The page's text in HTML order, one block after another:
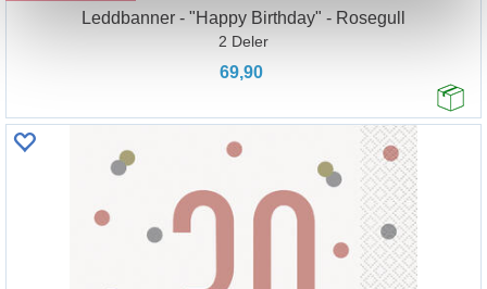
Leddbanner - "Happy Birthday" - Rosegull
2 Deler
69,90